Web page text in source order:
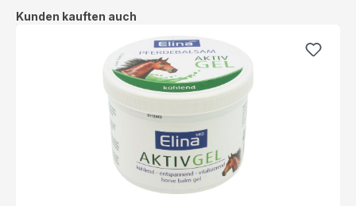
Produktgalerie überspringen
Kunden kauften auch